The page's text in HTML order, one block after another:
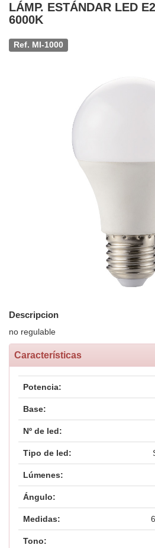
LÁMP. ESTÁNDAR LED
6000K
Ref. MI-1000
Descripcion
no regulable
Características
Potencia:
Base:
Nº de led:
Tipo de led:
Lúmenes:
Ángulo:
Medidas:
Tono: